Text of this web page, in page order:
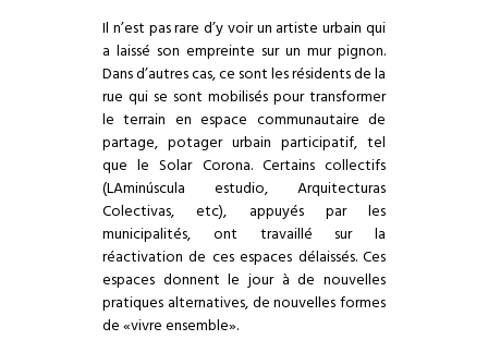
Il n’est pas rare d’y voir un artiste urbain qui
a laissé son empreinte sur un mur pignon.
Dans d’autres cas, ce sont les résidents de la
rue qui se sont mobilisés pour transformer
le terrain en espace communautaire de
partage, potager urbain participatif, tel
que le Solar Corona. Certains collectifs
(LAminúscula estudio, Arquitecturas
Colectivas, etc), appuyés par les
municipalités, ont travaillé sur la
réactivation de ces espaces délaissés. Ces
espaces donnent le jour à de nouvelles
pratiques alternatives, de nouvelles formes
de «vivre ensemble».